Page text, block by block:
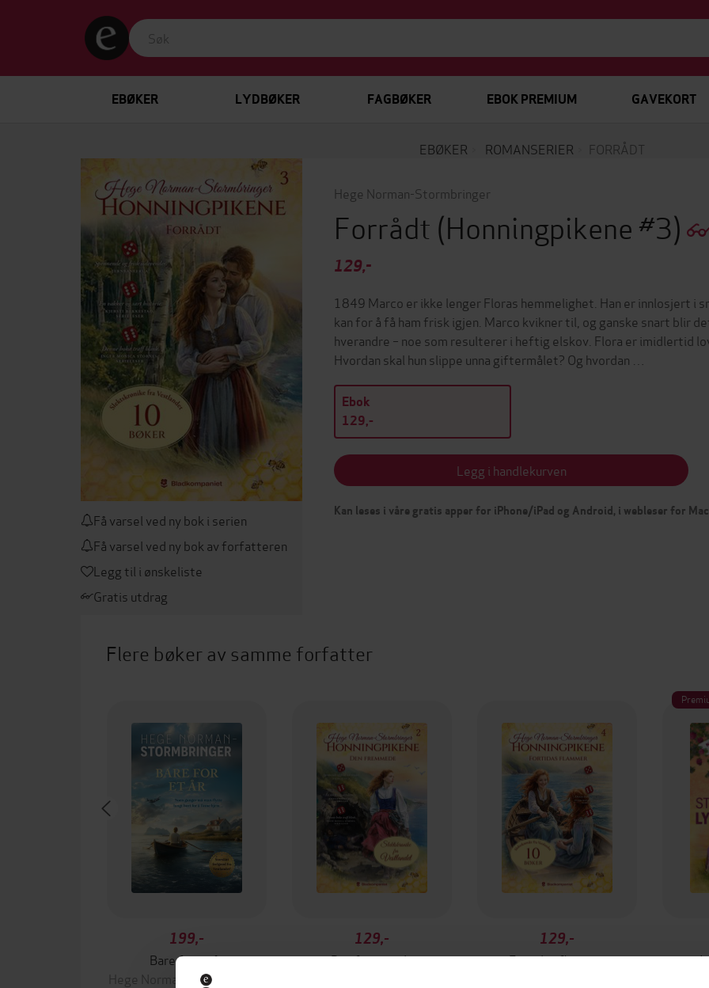
EBØKER LYDBØKER FAGBØKER EBOK PREMIUM GAVEKORT
EBØKER ROMANSERIER FORRÅDT
Få varsel ved ny bok i serien
Få varsel ved ny bok av forfatteren
Legg til i ønskeliste
Gratis utdrag
Hege Norman-Stormbringer
Forrådt (Honningpikene #3)
129,-
1849 Marco er ikke lenger Floras hemmelighet. Han er innlosjert i
kan for å få ham frisk igjen. Marco kvikner til, og ganske snart blir
hverandre – noe som resulterer i heftig elskov. Flora er imidlertid
Hvordan skal hun slippe unna giftermålet? Og hvordan …
Ebok
129,-
Legg i handlekurven
Kan leses i våre gratis apper for iPhone/iPad og Android, i webleser for
Flere bøker av samme forfatter
199,-
Bare for et år
Hege Norman-Stormbringer
129,-
Det fremmede
129,-
Fortidas flammer
I
Hege